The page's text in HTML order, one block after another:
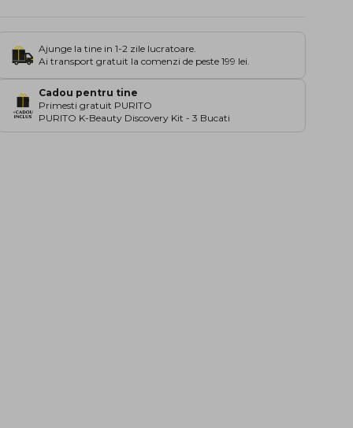
Ajunge la tine in 1-2 zile lucratoare.
Ai transport gratuit la comenzi de peste 199 lei.
Cadou pentru tine
Primesti gratuit PURITO
PURITO K-Beauty Discovery Kit - 3 Bucati